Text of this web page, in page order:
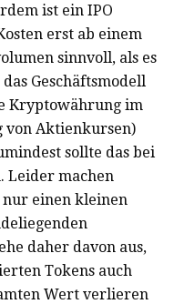
ist ein IPO
erst ab einem
sinnvoll, als es
Geschäftsmodell
Kryptowährung im
von Aktienkursen)
sollte das bei
Leider machen
einen kleinen
daher davon aus,
Tokens auch
Wert verlieren